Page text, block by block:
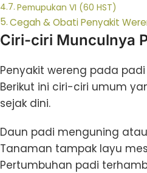
Pemupukan VI (60 HST)
Cegah & Obati Penyakit
Ciri-ciri Munculnya
Penyakit wereng pada
Berikut ini ciri-ciri umum
sejak dini.
Daun padi menguning
Tanaman tampak layu
Pertumbuhan padi